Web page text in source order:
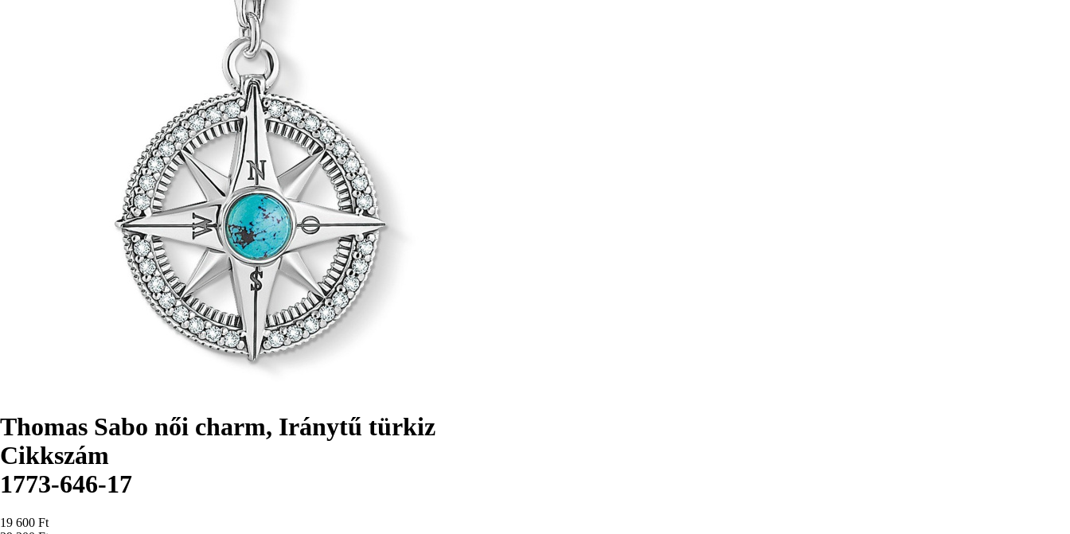
Thomas Sabo női charm, Iránytű türkiz
Cikkszám
1773-646-17
Ár
19 600 Ft